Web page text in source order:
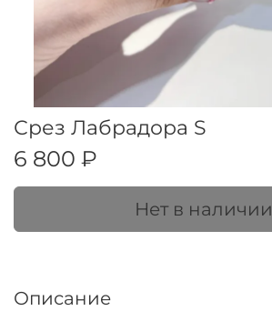
Срез Лабрадора S
6 800 ₽
Нет в наличии
Описание